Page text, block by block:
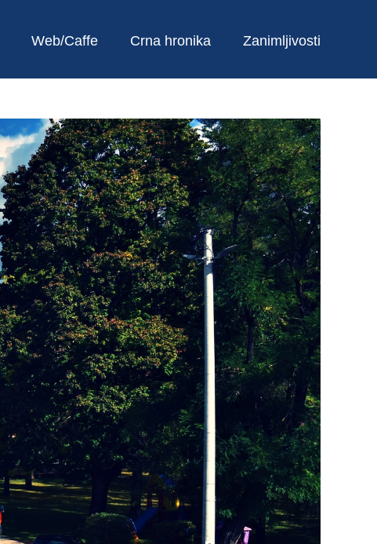
Web/Caffe Crna hronika Zanimljivosti